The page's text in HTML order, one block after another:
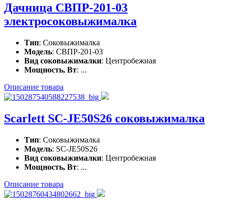
Дачница СВПР-201-03
электросоковыжималка
Тип: Соковыжималка
Модель: СВПР-201-03
Вид соковыжималки: Центробежная
Мощность, Вт: ...
Описание товара
Scarlett SC-JE50S26 соковыжималка
Тип: Соковыжималка
Модель: SC-JE50S26
Вид соковыжималки: Центробежная
Мощность, Вт: ...
Описание товара